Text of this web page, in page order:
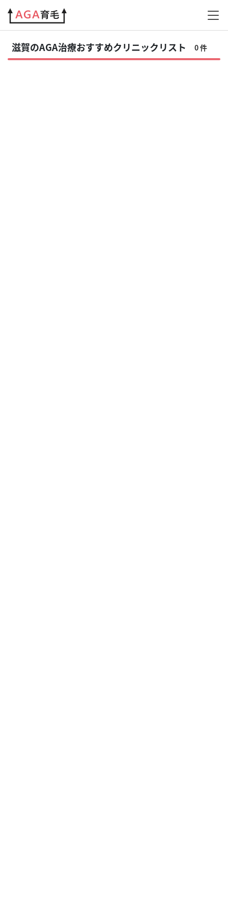
近畿 滋賀
滋賀のAGA治療おすすめクリニックリスト 0 件